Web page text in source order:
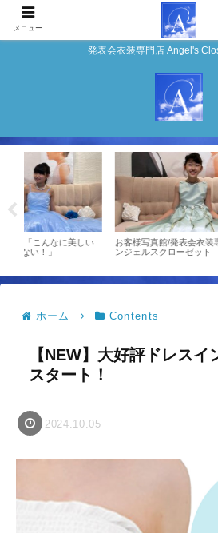
発表会衣装専門店 Angel's
お客様写真館/発表会衣装専門店エ
ンジェルスクローゼット
お客様
ジェル
ホーム Contents
【NEW】大好評ドレス
スタート！
2024.10.05
メニュー